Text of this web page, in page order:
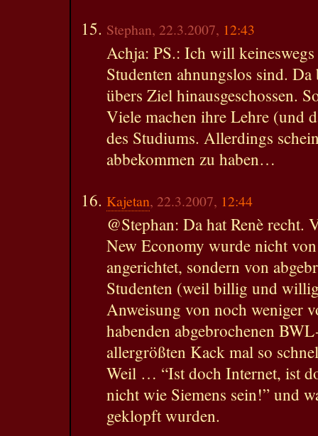
Stephan, 22.3.2007, 12:43
Achja: PS.: Ich will
Studenten ahnungslos sind.
übers Ziel hinausgeschossen.
Viele machen ihre Lehre (und
des Studiums. Allerdings
abbekommen zu haben…
Kajetan, 22.3.2007, 12:44
@Stephan: Da hat Renè recht.
New Economy wurde nicht
angerichtet, sondern von
Studenten (weil billig und
Anweisung von noch weniger
habenden abgebrochenen
allergrößten Kack mal so
Weil … “Ist doch Internet, ist
nicht wie Siemens sein!” und
geklopft wurden.